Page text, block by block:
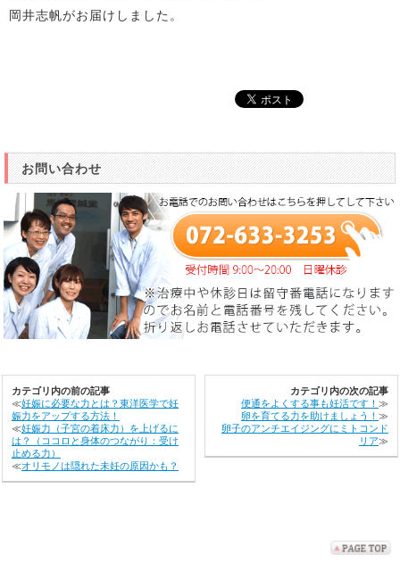
岡井志帆がお届けしました。
お問い合わせ
カテゴリ内の前の記事
≪妊娠に必要な力とは？東洋医学で妊
娠力をアップする方法！
≪妊娠力（子宮の着床力）を上げるに
は？（ココロと身体のつながり：受け
止める力）
≪オリモノは隠れた未妊の原因かも？
カテゴリ内の次の記事
便通をよくする事も妊活です！ ≫
卵を育てる力を助けましょう！ ≫
卵子のアンチエイジングにミトコンド
リア≫